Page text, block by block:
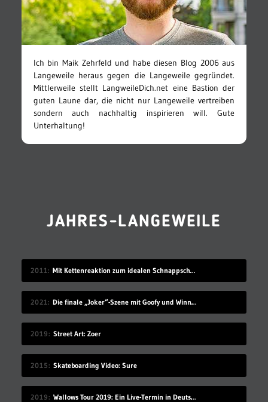
Ich bin Maik Zehrfeld und habe diesen Blog 2006 aus
Langeweile heraus gegen die Langeweile gegründet.
Mittlerweile stellt LangweileDich.net eine Bastion der
guten Laune dar, die nicht nur Langeweile vertreiben
sondern auch nachhaltig inspirieren will. Gute
Unterhaltung!
JAHRES-LANGEWEILE
2011 Mit Kettenreaktion zum idealen Schnappschuss
2021 Die finale „Joker“-Szene mit Goofy und Winnie Puuh
2019 Street Art: Zoer
2015 Skateboarding Video: Sure
2019 Wallows Tour 2019: Ein Live-Termin in Deutschland